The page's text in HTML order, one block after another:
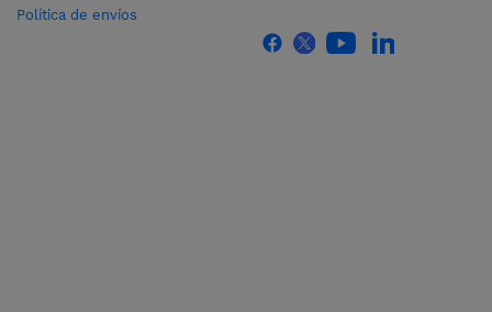
Política de envíos